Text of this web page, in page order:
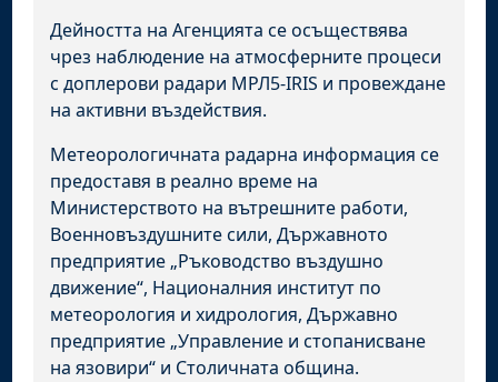
Дейността на Агенцията се осъществява
чрез наблюдение на атмосферните процеси
с доплерови радари МРЛ5-IRIS и провеждане
на активни въздействия.
Метеорологичната радарна информация се
предоставя в реално време на
Министерството на вътрешните работи,
Военновъздушните сили, Държавното
предприятие „Ръководство въздушно
движение“, Националния институт по
метеорология и хидрология, Държавно
предприятие „Управление и стопанисване
на язовири“ и Столичната община.